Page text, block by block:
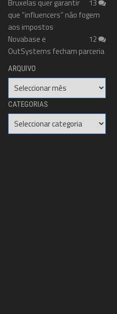
13
Bruxelas quer garantir
que “influencers” não fogem
aos impostos
12
Novabase e
OutSystems fecham parceria
ARQUIVO
Arquivo
CATEGORIAS
Categorias